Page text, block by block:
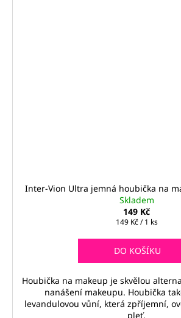
Inter-Vion Ultra jemná houbička na
Skladem
149 Kč
Měrná
149 Kč / 1 ks
DO KOŠÍKU
Houbička na makeup je skvělou
nanášení makeupu. Houbička
levandulovou vůní, která zpříjemní,
pleť.